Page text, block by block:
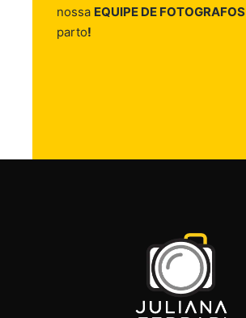
nossa EQUIPE DE FOTOGRAFOS
parto!